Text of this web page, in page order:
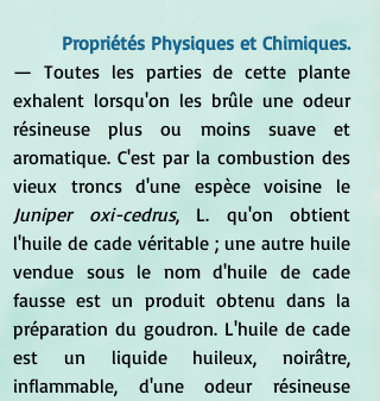
	Propriétés Physiques et Chimiques.
— Toutes les parties de cette plante
exhalent lorsqu'on les brûle une odeur
résineuse plus ou moins suave et
aromatique. C'est par la combustion des
vieux troncs d'une espèce voisine le
Juniper oxi-cedrus, L. qu'on obtient
l'huile de cade véritable ; une autre huile
vendue sous le nom d'huile de cade
fausse est un produit obtenu dans la
préparation du goudron. L'huile de cade
est un liquide huileux, noirâtre,
inflammable, d'une odeur résineuse